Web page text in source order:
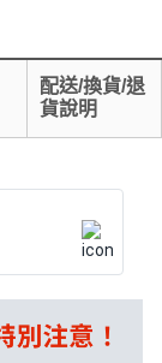
配送/換貨/退
貨說明